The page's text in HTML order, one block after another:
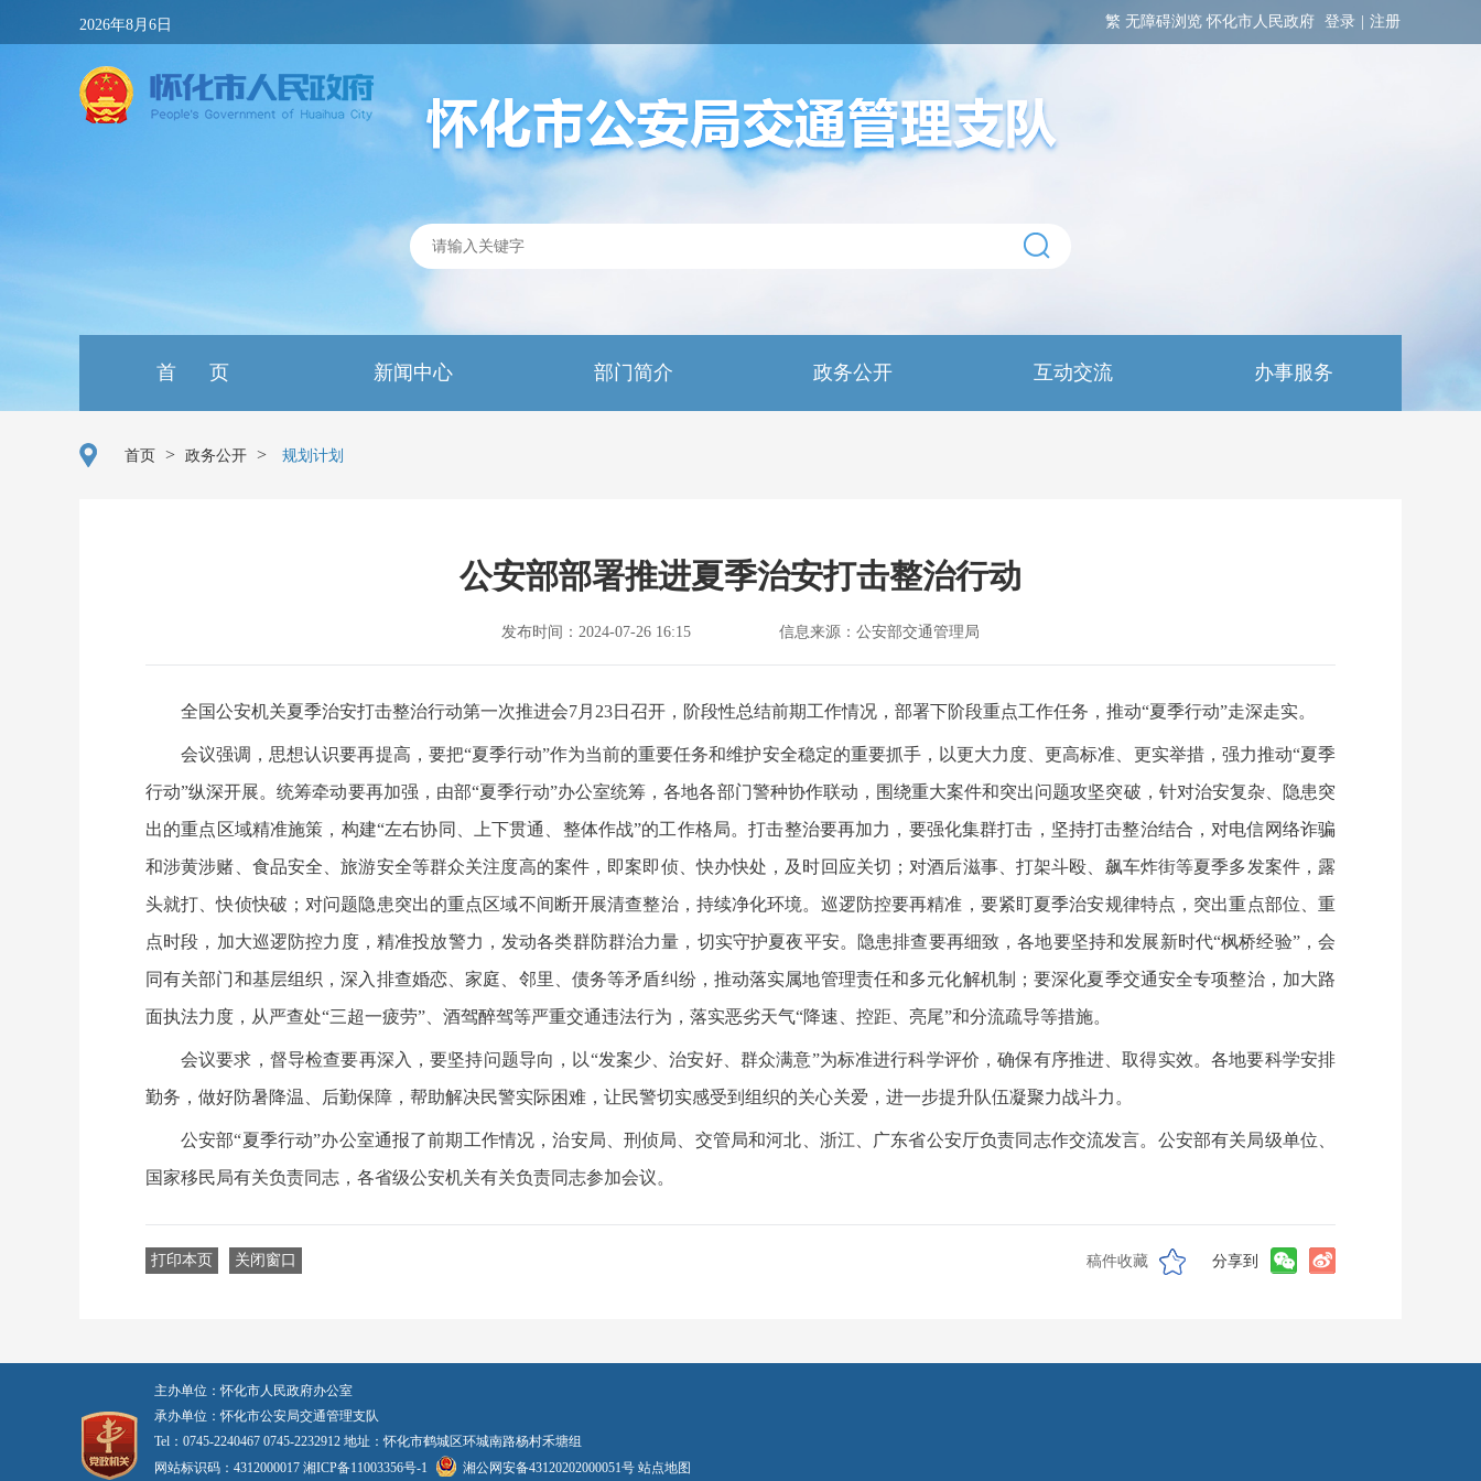
2026年8月6日 繁 无障碍浏览 怀化市人民政府 登录 注册
首 页 新闻中心 部门简介 政务公开 互动交流 办事服务
首页 > 政务公开 > 规划计划
公安部部署推进夏季治安打击整治行动
发布时间：2024-07-26 16:15 信息来源：公安部交通管理局
全国公安机关夏季治安打击整治行动第一次推进会7月23日召开，阶段性总结前期工作情况，部署下阶段重点工作任务，推动“夏季行动”走深走实。
会议强调，思想认识要再提高，要把“夏季行动”作为当前的重要任务和维护安全稳定的重要抓手，以更大力度、更高标准、更实举措，强力推动“夏季
行动”纵深开展。统筹牵动要再加强，由部“夏季行动”办公室统筹，各地各部门警种协作联动，围绕重大案件和突出问题攻坚突破，针对治安复杂、隐患突
出的重点区域精准施策，构建“左右协同、上下贯通、整体作战”的工作格局。打击整治要再加力，要强化集群打击，坚持打击整治结合，对电信网络诈骗
和涉黄涉赌、食品安全、旅游安全等群众关注度高的案件，即案即侦、快办快处，及时回应关切；对酒后滋事、打架斗殴、飙车炸街等夏季多发案件，露
头就打、快侦快破；对问题隐患突出的重点区域不间断开展清查整治，持续净化环境。巡逻防控要再精准，要紧盯夏季治安规律特点，突出重点部位、重
点时段，加大巡逻防控力度，精准投放警力，发动各类群防群治力量，切实守护夏夜平安。隐患排查要再细致，各地要坚持和发展新时代“枫桥经验”，会
同有关部门和基层组织，深入排查婚恋、家庭、邻里、债务等矛盾纠纷，推动落实属地管理责任和多元化解机制；要深化夏季交通安全专项整治，加大路
面执法力度，从严查处“三超一疲劳”、酒驾醉驾等严重交通违法行为，落实恶劣天气“降速、控距、亮尾”和分流疏导等措施。
会议要求，督导检查要再深入，要坚持问题导向，以“发案少、治安好、群众满意”为标准进行科学评价，确保有序推进、取得实效。各地要科学安排
勤务，做好防暑降温、后勤保障，帮助解决民警实际困难，让民警切实感受到组织的关心关爱，进一步提升队伍凝聚力战斗力。
公安部“夏季行动”办公室通报了前期工作情况，治安局、刑侦局、交管局和河北、浙江、广东省公安厅负责同志作交流发言。公安部有关局级单位、
国家移民局有关负责同志，各省级公安机关有关负责同志参加会议。
打印本页 关闭窗口 稿件收藏 分享到
主办单位：怀化市人民政府办公室
承办单位：怀化市公安局交通管理支队
Tel：0745-2240467 0745-2232912 地址：怀化市鹤城区环城南路杨村禾塘组
网站标识码：4312000017 湘ICP备11003356号-1 湘公网安备43120202000051号 站点地图